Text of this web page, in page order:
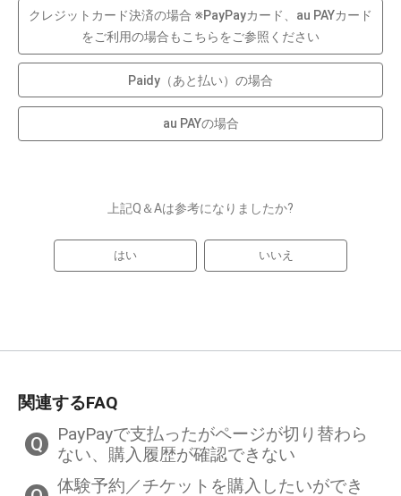
クレジットカード決済の場合 ※PayPayカード、au PAYカード
をご利用の場合もこちらをご参照ください
Paidy（あと払い）の場合
au PAYの場合
上記Q＆Aは参考になりましたか?
はい いいえ
関連するFAQ
Q
PayPayで支払ったがページが切り替わら
ない、購入履歴が確認できない
体験予約／チケットを購入したいができ